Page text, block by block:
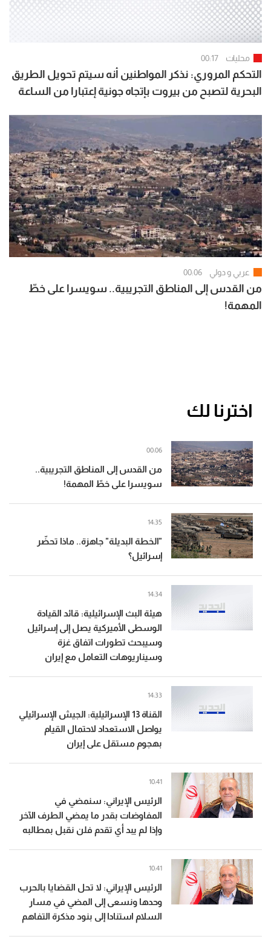
محليات 00:17
التحكم المروري: نذكر المواطنين أنه سيتم تحويل الطريق
البحرية لتصبح من بيروت بإتجاه جونية إعتبارا من الساعة
عربي و دولي 00:06
من القدس إلى المناطق التجريبية.. سويسرا على خطّ
المهمة!
اخترنا لك
من القدس إلى المناطق التجريبية..
سويسرا على خطّ المهمة!
00:06
"الخطة البديلة" جاهزة.. ماذا تحضّر
إسرائيل؟
14:35
هيئة البث الإسرائيلية: قائد القيادة
الوسطى الأميركية يصل إلى إسرائيل
وسيبحث تطورات اتفاق غزة
وسيناريوهات التعامل مع إيران
14:34
القناة 13 الإسرائيلية: الجيش الإسرائيلي
يواصل الاستعداد لاحتمال القيام
بهجوم مستقل على إيران
14:33
الرئيس الإيراني: سنمضي في
المفاوضات بقدر ما يمضي الطرف الآخر
وإذا لم يبد أي تقدم فلن نقبل بمطالبه
10:41
الرئيس الإيراني: لا تحل القضايا بالحرب
وحدها ونسعى إلى المضي في مسار
السلام استنادا إلى بنود مذكرة التفاهم
10:41